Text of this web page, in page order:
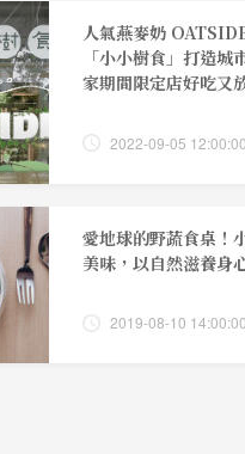
人氣燕麥奶
「小小樹食」打造城
家期間限定店好吃又
2022-09-05 12:00:00
愛地球的野蔬食桌！
美味，以自然滋養身
2019-08-10 14:00:00